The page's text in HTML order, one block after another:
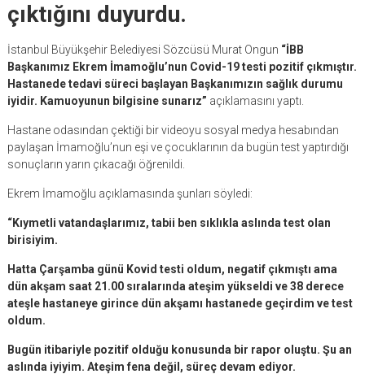
çıktığını duyurdu.
İstanbul Büyükşehir Belediyesi Sözcüsü Murat Ongun “İBB
Başkanımız Ekrem İmamoğlu’nun Covid-19 testi pozitif çıkmıştır.
Hastanede tedavi süreci başlayan Başkanımızın sağlık durumu
iyidir. Kamuoyunun bilgisine sunarız” açıklamasını yaptı.
Hastane odasından çektiği bir videoyu sosyal medya hesabından
paylaşan İmamoğlu’nun eşi ve çocuklarının da bugün test yaptırdığı
sonuçların yarın çıkacağı öğrenildi.
Ekrem İmamoğlu açıklamasında şunları söyledi:
“Kıymetli vatandaşlarımız, tabii ben sıklıkla aslında test olan
birisiyim.
Hatta Çarşamba günü Kovid testi oldum, negatif çıkmıştı ama
dün akşam saat 21.00 sıralarında ateşim yükseldi ve 38 derece
ateşle hastaneye girince dün akşamı hastanede geçirdim ve test
oldum.
Bugün itibariyle pozitif olduğu konusunda bir rapor oluştu. Şu an
aslında iyiyim. Ateşim fena değil, süreç devam ediyor.